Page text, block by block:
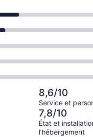
8,6/10
Service et
7,8/10
État et
l’hébergement